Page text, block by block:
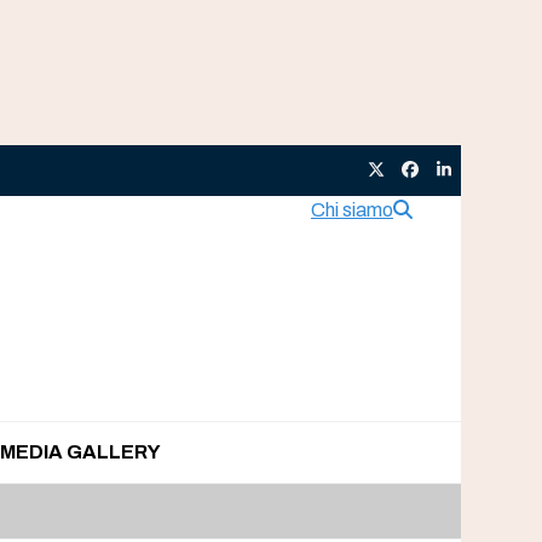
TwitterFacebook
LinkedIn
Chi siamo
MEDIA GALLERY